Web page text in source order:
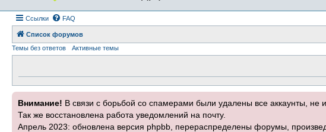
Ссылки FAQ
Список форумов
Темы без ответов
Активные темы
Внимание! В связи с борьбой со спамерами были удалены все аккаунты,
Так же восстановлена работа уведомлений на почту.
Апрель 2023: обновлена версия phpbb, перераспределены форумы,